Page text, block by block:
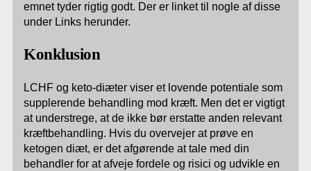
emnet tyder rigtig godt. Der er linket til nogle af disse
under Links herunder.
Konklusion
LCHF og keto-diæter viser et lovende potentiale som
supplerende behandling mod kræft. Men det er vigtigt
at understrege, at de ikke bør erstatte anden relevant
kræftbehandling. Hvis du overvejer at prøve en
ketogen diæt, er det afgørende at tale med din
behandler for at afveje fordele og risici og udvikle en